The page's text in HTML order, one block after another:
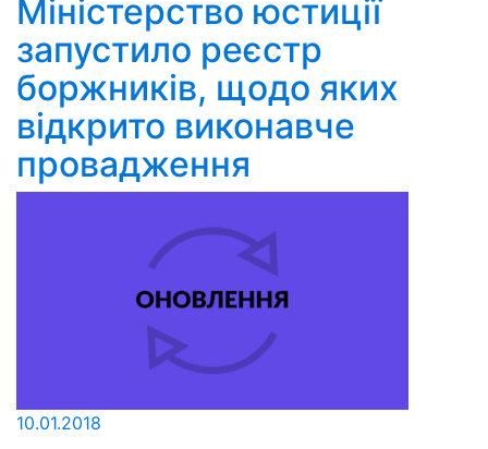
Міністерство юстиції
запустило реєстр
боржників, щодо яких
відкрито виконавче
провадження
10.01.2018